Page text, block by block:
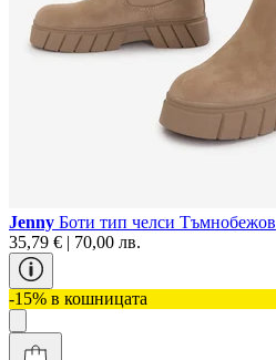
Jenny Боти тип челси Тъмнобежов
35,79 € | 70,00 лв.
-15% в кошницата